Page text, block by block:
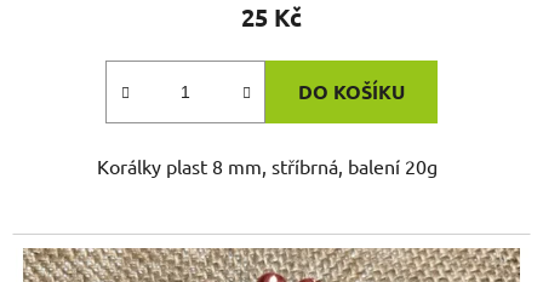
25 Kč
DO KOŠÍKU
Korálky plast 8 mm, stříbrná, balení 20g